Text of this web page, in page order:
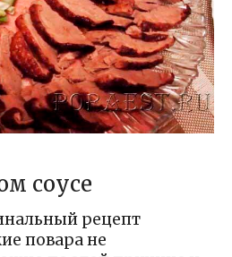
соусе
рецепт
повара не